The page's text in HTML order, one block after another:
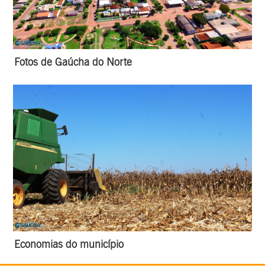
Fotos de Gaúcha do Norte
Economias do município